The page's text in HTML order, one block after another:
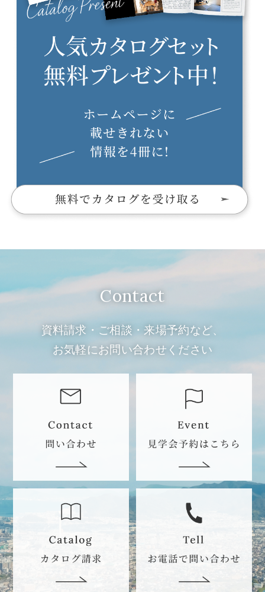
Contact
資料請求・ご相談・来場予約など、
お気軽にお問い合わせください